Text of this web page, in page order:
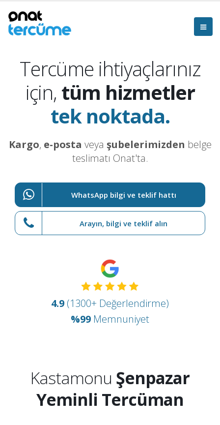
Tercüme ihtiyaçlarınız
için, tüm hizmetler
tek noktada.
Kargo, e-posta veya şubelerimizden belge
teslimatı Onat'ta.
WhatsApp bilgi ve teklif hattı
Arayın, bilgi ve teklif alın
4.9 (1300+ Değerlendirme)
%99 Memnuniyet
Kastamonu Şenpazar
Yeminli Tercüman